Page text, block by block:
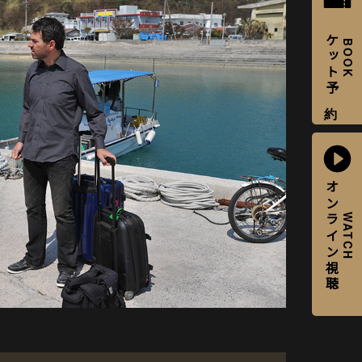
BOOK
チケット予約
WATCH
オンライン視聴